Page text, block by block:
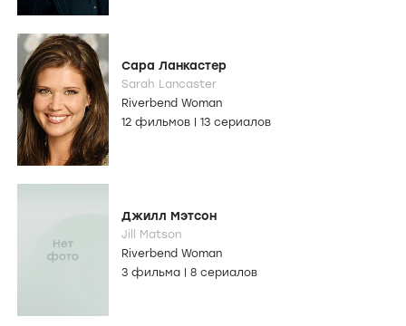
Сара Ланкастер
Sarah Lancaster
Riverbend Woman
12 фильмов
13 сериалов
Джилл Мэтсон
Jill Matson
Riverbend Woman
3 фильма
8 сериалов